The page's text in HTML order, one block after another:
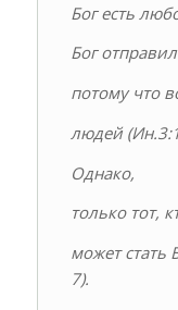
Бог есть
Бог
потому что
людей
Однако,
только тот,
может стать
7).